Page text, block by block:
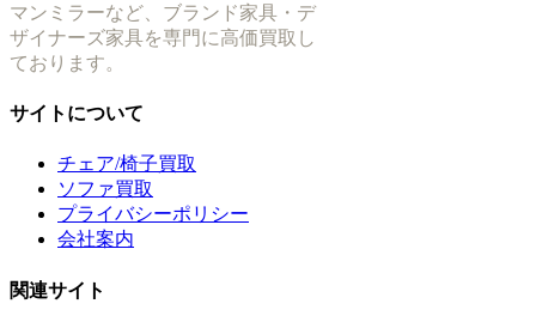
マンミラーなど、ブランド家具・デ
ザイナーズ家具を専門に高価買取し
ております。
サイトについて
チェア/椅子買取
ソファ買取
プライバシーポリシー
会社案内
関連サイト